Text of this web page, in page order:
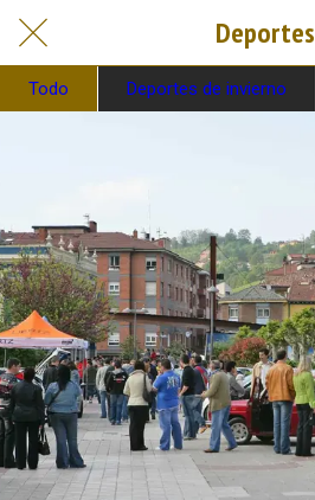
Deportes
Todo Deportes de invierno